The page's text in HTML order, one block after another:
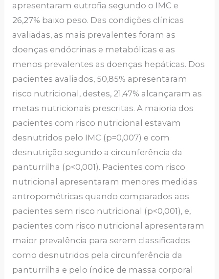
apresentaram eutrofia segundo o IMC e
26,27% baixo peso. Das condições clínicas
avaliadas, as mais prevalentes foram as
doenças endócrinas e metabólicas e as
menos prevalentes as doenças hepáticas. Dos
pacientes avaliados, 50,85% apresentaram
risco nutricional, destes, 21,47% alcançaram as
metas nutricionais prescritas. A maioria dos
pacientes com risco nutricional estavam
desnutridos pelo IMC (p=0,007) e com
desnutrição segundo a circunferência da
panturrilha (p<0,001). Pacientes com risco
nutricional apresentaram menores medidas
antropométricas quando comparados aos
pacientes sem risco nutricional (p<0,001), e,
pacientes com risco nutricional apresentaram
maior prevalência para serem classificados
como desnutridos pela circunferência da
panturrilha e pelo índice de massa corporal